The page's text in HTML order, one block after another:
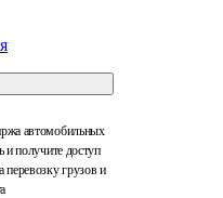
автомобильных
и получите доступ
перевозку грузов и